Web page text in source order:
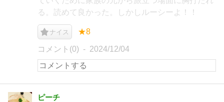
る。読めて良かった。しかしルーシーよ！！
ナイス ★8
コメント(0) 2024/12/04
ピーチ